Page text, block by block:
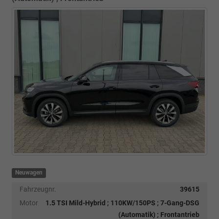
Neuwagen
Fahrzeugnr.
39615
Motor
1.5 TSI Mild-Hybrid ; 110KW/150PS ; 7-Gang-DSG
(Automatik) ; Frontantrieb